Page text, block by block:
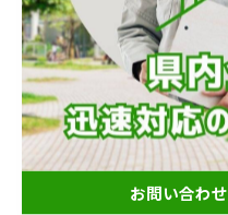
設計変更を伴うリフォー
への適合など、専門的な
敗例として、必要な確認
中断されたケースもあり
のあるリフォーム会社
を確実に行うことが重要
お問い合わ